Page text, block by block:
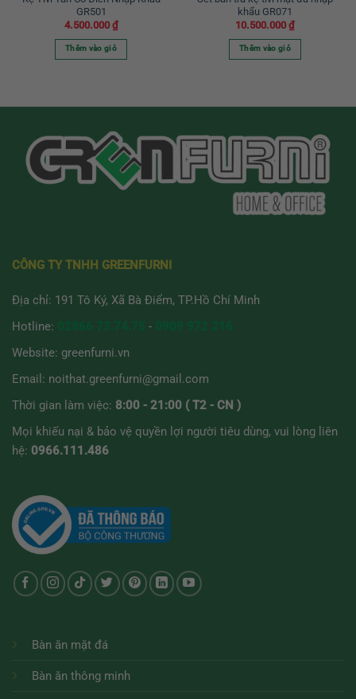
GR501
4.500.000 ₫
Thêm vào giỏ
khẩu GR071
10.500.000 ₫
Thêm vào giỏ
CÔNG TY TNHH GREENFURNI
Địa chỉ: 191 Tô Ký, Xã Bà Điểm, TP.Hồ Chí Minh
Hotline:
-
Website: greenfurni.vn
Email: noithat.greenfurni@gmail.com
Thời gian làm việc: 8:00 - 21:00 ( T2 - CN )
Mọi khiếu nại & bảo vệ quyền lợi người tiêu dùng, vui lòng liên
hệ: 0966.111.486
Bàn ăn mặt đá
Bàn ăn thông minh